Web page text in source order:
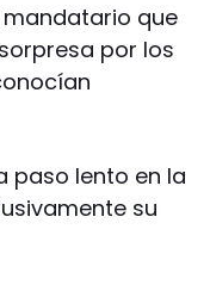
que
por los
paso lento en la
su